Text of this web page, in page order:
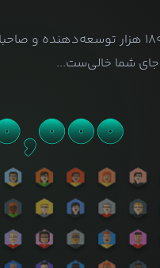
بیش از ۱۸۰ هزار توسعه‌دهنده
شما خالی‌ست...